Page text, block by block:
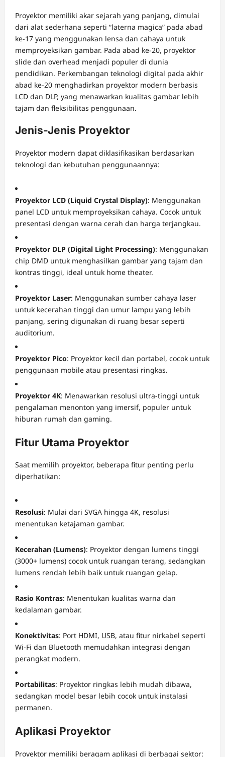
Proyektor memiliki akar sejarah yang panjang, dimulai
dari alat sederhana seperti “laterna magica” pada abad
ke-17 yang menggunakan lensa dan cahaya untuk
memproyeksikan gambar. Pada abad ke-20, proyektor
slide dan overhead menjadi populer di dunia
pendidikan. Perkembangan teknologi digital pada akhir
abad ke-20 menghadirkan proyektor modern berbasis
LCD dan DLP, yang menawarkan kualitas gambar lebih
tajam dan fleksibilitas penggunaan.
Jenis-Jenis Proyektor
Proyektor modern dapat diklasifikasikan berdasarkan
teknologi dan kebutuhan penggunaannya:
Proyektor LCD (Liquid Crystal Display): Menggunakan
panel LCD untuk memproyeksikan cahaya. Cocok untuk
presentasi dengan warna cerah dan harga terjangkau.
Proyektor DLP (Digital Light Processing): Menggunakan
chip DMD untuk menghasilkan gambar yang tajam dan
kontras tinggi, ideal untuk home theater.
Proyektor Laser: Menggunakan sumber cahaya laser
untuk kecerahan tinggi dan umur lampu yang lebih
panjang, sering digunakan di ruang besar seperti
auditorium.
Proyektor Pico: Proyektor kecil dan portabel, cocok untuk
penggunaan mobile atau presentasi ringkas.
Proyektor 4K: Menawarkan resolusi ultra-tinggi untuk
pengalaman menonton yang imersif, populer untuk
hiburan rumah dan gaming.
Fitur Utama Proyektor
Saat memilih proyektor, beberapa fitur penting perlu
diperhatikan:
Resolusi: Mulai dari SVGA hingga 4K, resolusi
menentukan ketajaman gambar.
Kecerahan (Lumens): Proyektor dengan lumens tinggi
(3000+ lumens) cocok untuk ruangan terang, sedangkan
lumens rendah lebih baik untuk ruangan gelap.
Rasio Kontras: Menentukan kualitas warna dan
kedalaman gambar.
Konektivitas: Port HDMI, USB, atau fitur nirkabel seperti
Wi-Fi dan Bluetooth memudahkan integrasi dengan
perangkat modern.
Portabilitas: Proyektor ringkas lebih mudah dibawa,
sedangkan model besar lebih cocok untuk instalasi
permanen.
Aplikasi Proyektor
Proyektor memiliki beragam aplikasi di berbagai sektor: